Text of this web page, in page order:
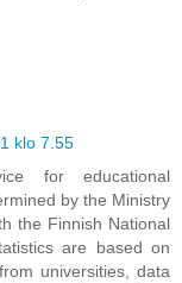
klo 7.55
for educational
by the Ministry
the Finnish National
are based on
universities, data